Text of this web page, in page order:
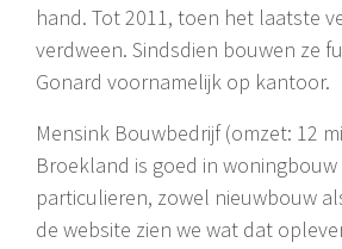
hand. Tot 2011, toen het laatste
verdween. Sindsdien bouwen ze
Gonard voornamelijk op kantoor.
Mensink Bouwbedrijf (omzet: 12
Broekland is goed in
particulieren, zowel nieuwbouw
de website zien we wat dat